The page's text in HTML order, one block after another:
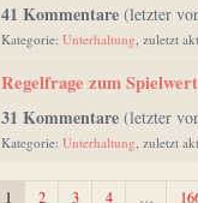
41 Kommentare(letzter
Kategorie: Unterhaltung, zuletzt
Regelfrage zum Spielwert
31 Kommentare(letzter
Kategorie: Unterhaltung, zuletzt
1 2 3 4 …